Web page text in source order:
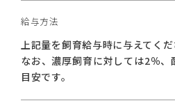
給与方法
上記量を飼育給与時に与えてくだ
なお、濃厚飼育に対しては2％
目安です。